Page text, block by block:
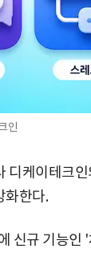
인
디케이테크
화한다.
신규 기능